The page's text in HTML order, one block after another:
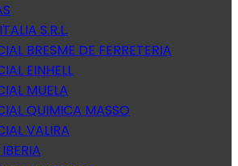
S.R.L.
BRESME DE FERRETERIA
EINHELL
MUELA
QUIMICA MASSO
VALIRA